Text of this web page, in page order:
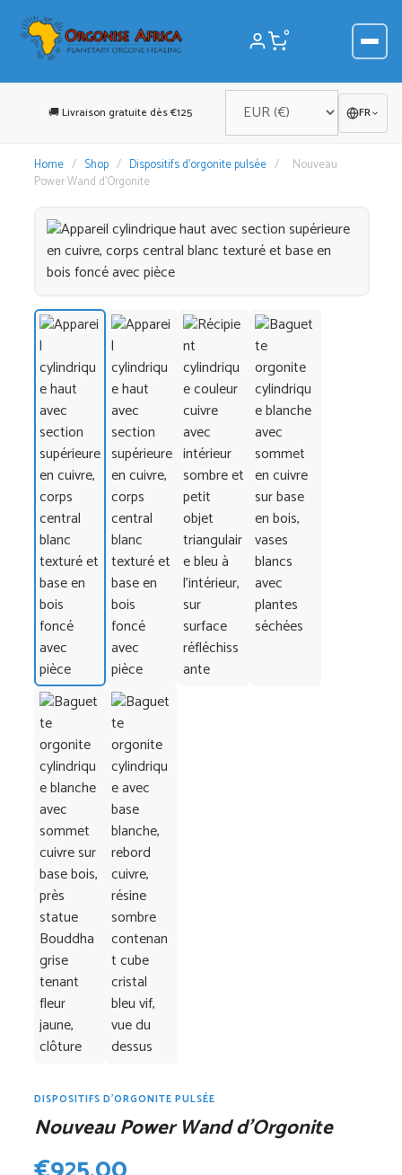
contenu
0
🚚 Livraison gratuite dès €125 FR
Home / Shop / Dispositifs d'orgonite pulsée /
Nouveau
Power Wand d’Orgonite
DISPOSITIFS D'ORGONITE PULSÉE
Nouveau Power Wand d’Orgonite